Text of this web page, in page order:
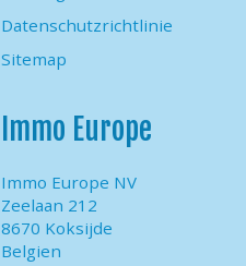
Datenschutzrichtlinie
Sitemap
Immo Europe
Immo Europe NV
Zeelaan 212
8670 Koksijde
Belgien